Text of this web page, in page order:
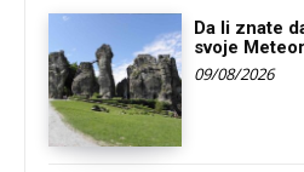
Da li znate
svoje
09/08/2026